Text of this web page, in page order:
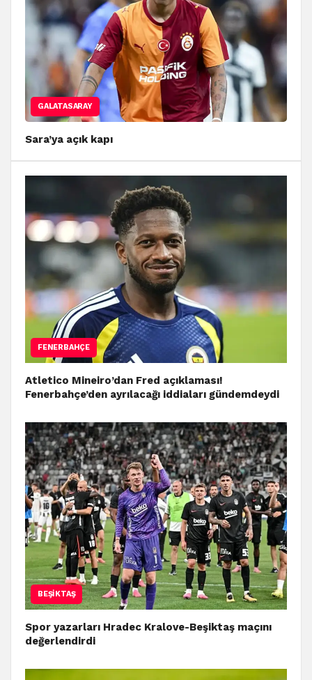
GALATASARAY
Sara’ya açık kapı
FENERBAHÇE
Atletico Mineiro’dan Fred açıklaması!
Fenerbahçe’den ayrılacağı iddiaları gündemdeydi
BEŞIKTAŞ
Spor yazarları Hradec Kralove-Beşiktaş maçını
değerlendirdi